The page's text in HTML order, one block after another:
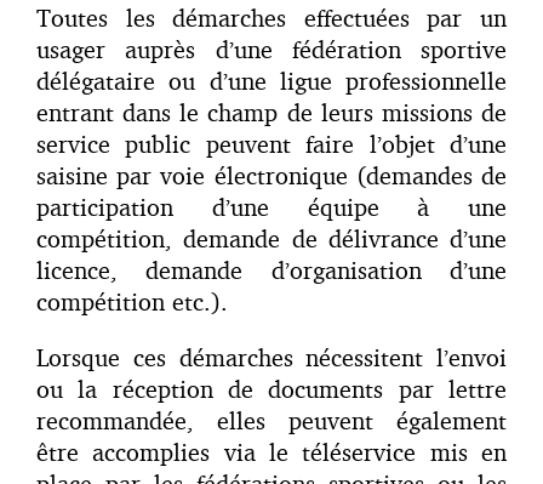
Toutes les démarches effectuées par un
usager auprès d’une fédération sportive
délégataire ou d’une ligue professionnelle
entrant dans le champ de leurs missions de
service public peuvent faire l’objet d’une
saisine par voie électronique (demandes de
participation d’une équipe à une
compétition, demande de délivrance d’une
licence, demande d’organisation d’une
compétition etc.).
Lorsque ces démarches nécessitent l’envoi
ou la réception de documents par lettre
recommandée, elles peuvent également
être accomplies via le téléservice mis en